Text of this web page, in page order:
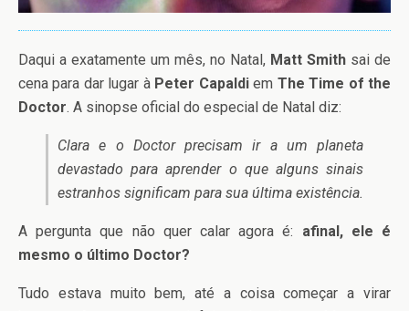
Daqui a exatamente um mês, no Natal, Matt Smith sai de
cena para dar lugar à Peter Capaldiem The Time of the
Doctor. A sinopse oficial do especial de Natal diz:
Clara e o Doctor precisam ir a um planeta
devastado para aprender o que alguns sinais
estranhos significam para sua última existência.
A pergunta que não quer calar agora é: afinal, ele é
mesmo o último Doctor?
Tudo estava muito bem, até a coisa começar a virar